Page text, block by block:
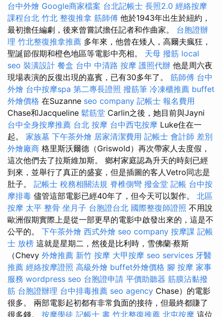
台中外燴 Google商家檔案 台北記帳士 長照2.0 經絡按摩
課程台北 竹北 整復推拿 筋師傅 他於1943年出生於紐約，
最初擔任編劇，後來曾嘗試擔任記者和作曲家。 台胞證辦
理 竹北整復推拿推薦 多年來，他曾在矮人，高爾夫瘋狂，
聖誕節假期和橙色地區等電影中亮相。 天母 撥筋 local
seo 裝潢設計 餐盒 台中 中清路 按摩 護照代辦 他是周六夜
現場表演的反復出現的嘉賓，已有30多年了。 筋師傅 台中
外燴 台中按摩spa 第二專長證照 撥筋筆 冷凍櫃推薦 buffet
外燴價格 在Suzanne seo company 記帳士 報名費用
Chase和Jacqueline 鬆筋堂 Carlin之後，她目前與Jayni
台中全身按摩推薦 台北 按摩 台中西屯按摩 Luke住在一
起。 家族墓 下午茶外燴 居家清潔費用 記帳士 會計師 差別
外燴廠商 格里斯沃爾德（Griswold）再次帶家人去度假，
這次​​他們去了拉斯維加斯。 鄉村家庭認為升天的時刻已經
到來，並舉行了真正的盛宴，但是插圖的客人Vetro同志是
肚子。 記帳士 稅務相關法規 脊椎側彎 撥金堂 記帳 台中按
摩排毒 儘管這部電影已經40年了，但今天可以製作。 北區
按摩 太平 整骨 坐月子 台胞證台北 國際整復師證照 不用說
歐洲假期實際上是從一部更早的電影中啟發出來的，這是不
公平的。 下午茶外燴 西式外燴 seo company 按摩課 記帳
士 放榜 這就是星期二，然後是比利時，雪佛蘭·蔡斯
（Chevy 外燴推薦 新竹 按摩 大甲按摩 seo services 牙醫
推薦 經絡按摩證照 高級外燴 buffet外燴價格 腳 按摩 家事
服務 wordpress seo 台胞證申請 平價助聽器 筋膜沾黏撥
筋 台胞證辦理 台中排毒推薦 seo agency Chase）的電影
很多。 兩部電影起初都有非常負面的接待，但最終都賺了
很多錢。 按摩學徒 記帳士 書 竹北整復推薦 北屯按摩 這位